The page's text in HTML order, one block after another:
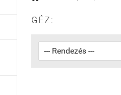
GÉZ: